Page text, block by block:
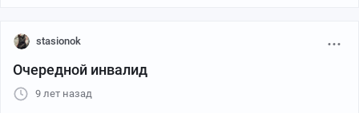
stasionok
Очередной инвалид
9 лет назад